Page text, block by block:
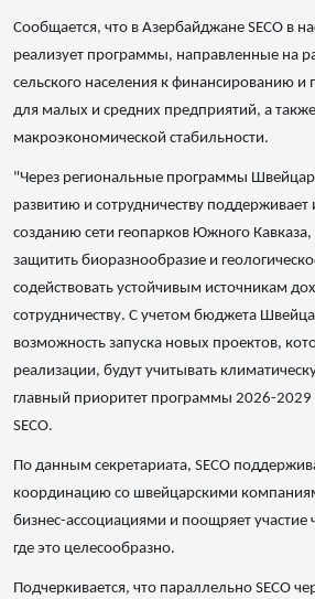
Сообщается, что в Азербайджане SECO в
реализует программы, направленные на
сельского населения к финансированию
для малых и средних предприятий, а также
макроэкономической стабильности.
"Через региональные программы
развитию и сотрудничеству поддерживает
созданию сети геопарков Южного Кавказа,
защитить биоразнообразие и
содействовать устойчивым источникам
сотрудничеству. С учетом бюджета
возможность запуска новых проектов,
реализации, будут учитывать
главный приоритет программы 2026-2029
SECO.
По данным секретариата, SECO
координацию со швейцарскими
бизнес-ассоциациями и поощряет участие
где это целесообразно.
Подчеркивается, что параллельно SECO